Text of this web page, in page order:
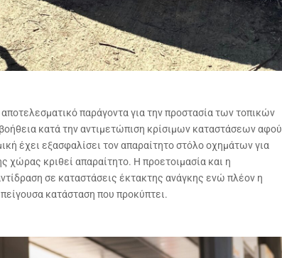
παράγοντα για την προστασία των τοπικών
κατά την αντιμετώπιση κρίσιμων καταστάσεων αφού
έχει εξασφαλίσει τον απαραίτητο στόλο οχημάτων για
χώρας κριθεί απαραίτητο. Η προετοιμασία και η
σε καταστάσεις έκτακτης ανάγκης ενώ πλέον η
κατάσταση που προκύπτει.